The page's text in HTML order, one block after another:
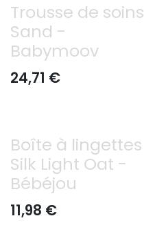
Trousse de soins
Sand -
Babymoov
24,71 €
Boîte à lingettes
Silk Light Oat -
Bébéjou
11,98 €